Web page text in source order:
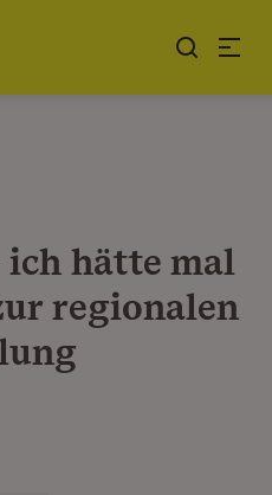
ich hätte mal
regionalen